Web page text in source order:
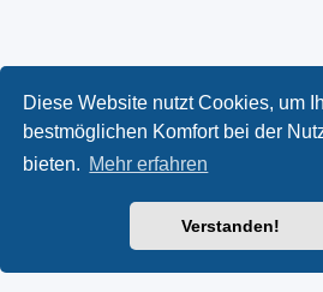
Diese Website nutzt Cookies, um
bestmöglichen Komfort bei der
bieten. Mehr erfahren
Verstanden!